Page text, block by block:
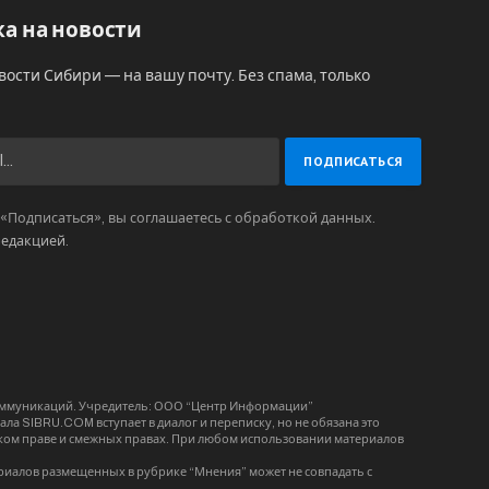
на новости
Сибири — на вашу почту. Без спама, только
вы соглашаетесь с обработкой данных.
.
Учредитель: ООО “Центр Информации”
SIBRU.COM вступает в диалог и переписку, но не обязана это
праве и смежных правах. При любом использовании материалов
размещенных в рубрике “Мнения” может не совпадать с